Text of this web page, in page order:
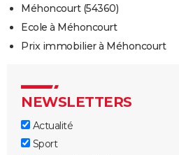
Méhoncourt (54360)
Ecole à Méhoncourt
Prix immobilier à Méhoncourt
NEWSLETTERS
Actualité
Sport